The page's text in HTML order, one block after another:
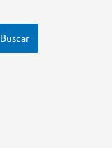
Buscar